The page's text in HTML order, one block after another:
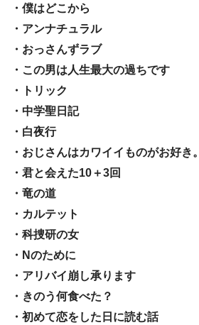
・僕はどこから
・アンナチュラル
・おっさんずラブ
・この男は人生最大の過ちです
・トリック
・中学聖日記
・白夜行
・おじさんはカワイイものがお好き。
・君と会えた10＋3回
・竜の道
・カルテット
・科捜研の女
・Nのために
・アリバイ崩し承ります
・きのう何食べた？
・初めて恋をした日に読む話